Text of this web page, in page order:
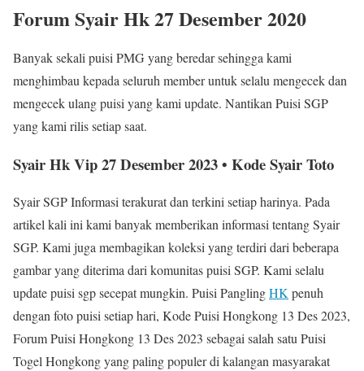
Forum Syair Hk 27 Desember 2020
Banyak sekali puisi PMG yang beredar sehingga kami
menghimbau kepada seluruh member untuk selalu mengecek dan
mengecek ulang puisi yang kami update. Nantikan Puisi SGP
yang kami rilis setiap saat.
Syair Hk Vip 27 Desember 2023 • Kode Syair Toto
Syair SGP Informasi terakurat dan terkini setiap harinya. Pada
artikel kali ini kami banyak memberikan informasi tentang Syair
SGP. Kami juga membagikan koleksi yang terdiri dari beberapa
gambar yang diterima dari komunitas puisi SGP. Kami selalu
update puisi sgp secepat mungkin. Puisi PanglingHKpenuh
dengan foto puisi setiap hari, Kode Puisi Hongkong 13 Des 2023,
Forum Puisi Hongkong 13 Des 2023 sebagai salah satu Puisi
Togel Hongkong yang paling populer di kalangan masyarakat